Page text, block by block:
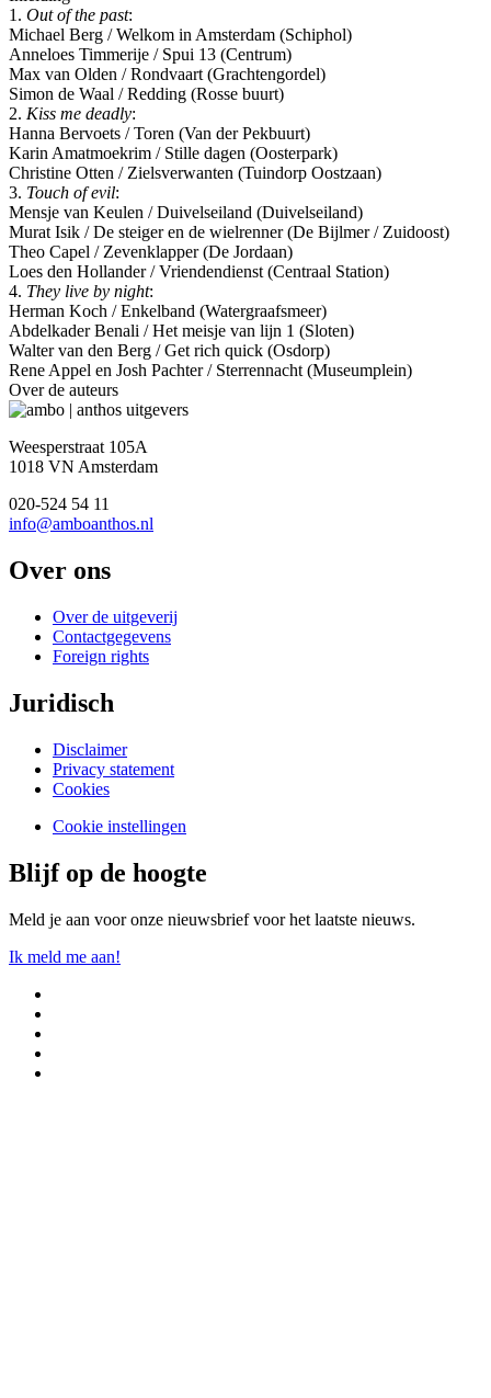
1. Out of the past:
Michael Berg / Welkom in Amsterdam (Schiphol)
Anneloes Timmerije / Spui 13 (Centrum)
Max van Olden / Rondvaart (Grachtengordel)
Simon de Waal / Redding (Rosse buurt)
2. Kiss me deadly:
Hanna Bervoets / Toren (Van der Pekbuurt)
Karin Amatmoekrim / Stille dagen (Oosterpark)
Christine Otten / Zielsverwanten (Tuindorp Oostzaan)
3. Touch of evil:
Mensje van Keulen / Duivelseiland (Duivelseiland)
Murat Isik / De steiger en de wielrenner (De Bijlmer / Zuidoost)
Theo Capel / Zevenklapper (De Jordaan)
Loes den Hollander / Vriendendienst (Centraal Station)
4. They live by night:
Herman Koch / Enkelband (Watergraafsmeer)
Abdelkader Benali / Het meisje van lijn 1 (Sloten)
Walter van den Berg / Get rich quick (Osdorp)
Rene Appel en Josh Pachter / Sterrennacht (Museumplein)
Over de auteurs
Weesperstraat 105A
1018 VN Amsterdam
020-524 54 11
info@amboanthos.nl
Over ons
Over de uitgeverij
Contactgegevens
Foreign rights
Juridisch
Disclaimer
Privacy statement
Cookies
Cookie instellingen
Blijf op de hoogte
Meld je aan voor onze nieuwsbrief voor het laatste nieuws.
Ik meld me aan!